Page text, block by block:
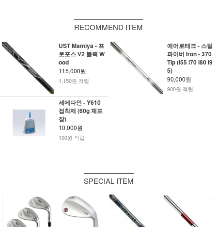
RECOMMEND ITEM
UST Mamiya - 프
로포스 V2 블랙 W
ood
115,000원
1,150원 적립
에어로테크 - 스틸
파이버 Iron - 370
Tip (i55 i70 i80 i9
5)
90,000원
900원 적립
세메다인 - Y610
접착제 (60g 재포
장)
10,000원
100원 적립
SPECIAL ITEM